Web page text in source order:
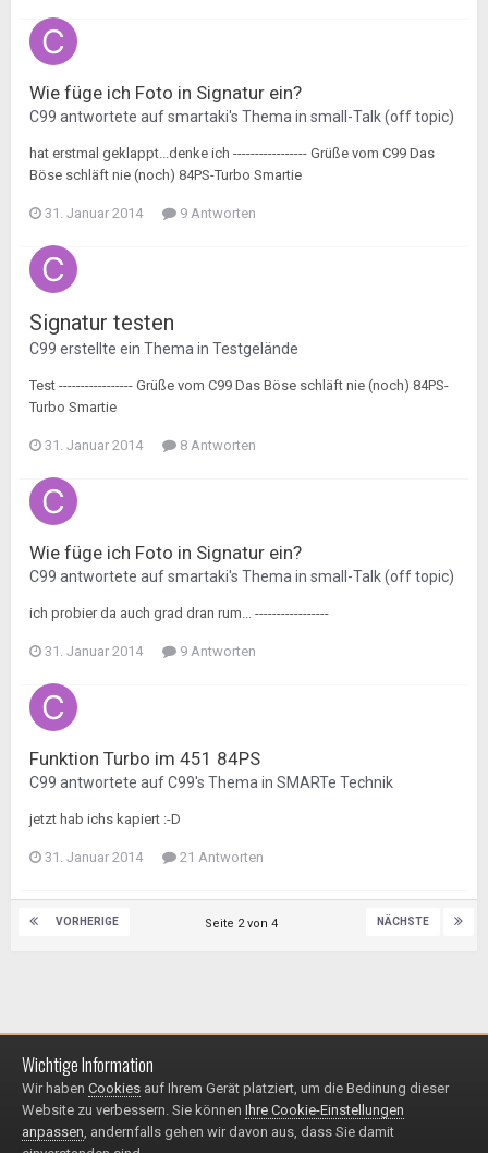
Wie füge ich Foto in Signatur ein?
C99 antwortete aufsmartaki's Thema in small-Talk (off topic)
hat erstmal geklappt...denke ich ----------------- Grüße vom C99 Das
Böse schläft nie (noch) 84PS-Turbo Smartie
31. Januar 2014 9 Antworten
Signatur testen
C99 erstellte ein Thema in Testgelände
Test ----------------- Grüße vom C99 Das Böse schläft nie (noch) 84PS-
Turbo Smartie
31. Januar 2014 8 Antworten
Wie füge ich Foto in Signatur ein?
C99 antwortete aufsmartaki's Thema in small-Talk (off topic)
ich probier da auch grad dran rum... -----------------
31. Januar 2014 9 Antworten
Funktion Turbo im 451 84PS
C99 antwortete aufC99's Thema in SMARTe Technik
jetzt hab ichs kapiert :-D
31. Januar 2014 21 Antworten
VORHERIGE NÄCHSTE
Seite 2 von 4
Impressum / Datenschutzerklärung
© 1999 - 2025
Powered by Invision Community
Wichtige Information
Wir haben Cookies auf Ihrem Gerät platziert, um die Bedinung dieser
Website zu verbessern. Sie können Ihre Cookie-Einstellungen
anpassen, andernfalls gehen wir davon aus, dass Sie damit